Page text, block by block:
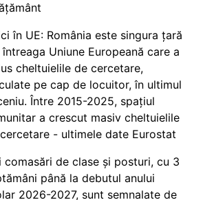
în UE: România este singura țară
Uniune Europeană care a
cheltuielile de cercetare,
pe cap de locuitor, în ultimul
Între 2015-2025, spațiul
a crescut masiv cheltuielile
- ultimele date Eurostat
comasări de clase și posturi, cu 3
până la debutul anului
2026-2027, sunt semnalate de